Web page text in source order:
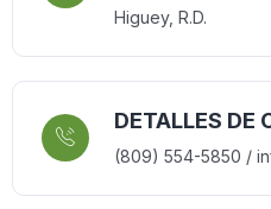
Higuey, R.D.
DETALLES DE
(809) 554-5850 /